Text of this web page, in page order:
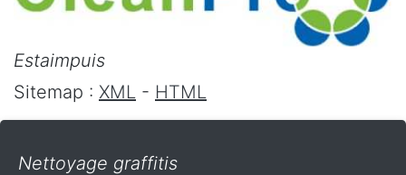
Estaimpuis
Sitemap : XML - HTML
Nettoyage graffitis